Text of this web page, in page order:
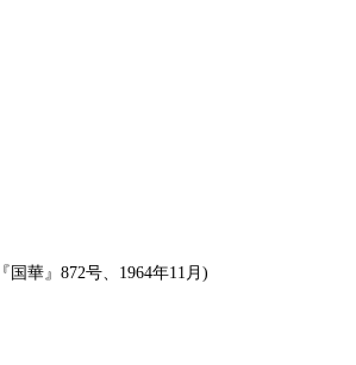
華』872号、1964年11月)